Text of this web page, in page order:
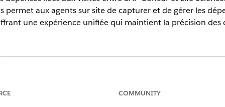
permet aux agents sur site de capturer et de gérer les
une expérience unifiée qui maintient la précision des
géré Life Sciences Customer Engagement.
COMMUNITY